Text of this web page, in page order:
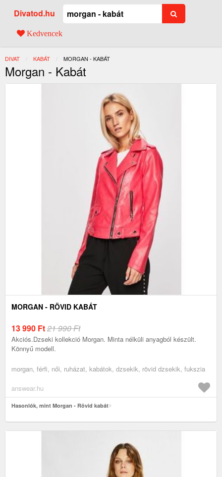
Divatod.hu
Kedvencek
DIVAT KABÁT JELENLEGI:
MORGAN - KABÁT
Morgan - Kabát
MORGAN - RÖVID KABÁT
13 990 Ft21 990 Ft
Akciós.Dzseki kollekció Morgan. Minta nélküli anyagból készült.
Könnyű modell.
morgan, férfi, női, ruházat, kabátok, dzsekik, rövid dzsekik, fukszia
answear.hu
Hasonlók, mint Morgan - Rövid kabát